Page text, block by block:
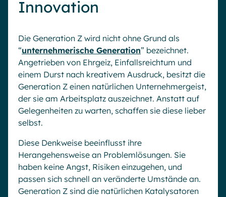
Innovation
Die Generation Z wird nicht ohne Grund als
“unternehmerische Generation” bezeichnet.
Angetrieben von Ehrgeiz, Einfallsreichtum und
einem Durst nach kreativem Ausdruck, besitzt die
Generation Z einen natürlichen Unternehmergeist,
der sie am Arbeitsplatz auszeichnet. Anstatt auf
Gelegenheiten zu warten, schaffen sie diese lieber
selbst.
Diese Denkweise beeinflusst ihre
Herangehensweise an Problemlösungen. Sie
haben keine Angst, Risiken einzugehen, und
passen sich schnell an veränderte Umstände an.
Generation Z sind die natürlichen Katalysatoren